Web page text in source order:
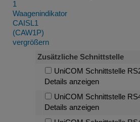
Zusätzliche Schnittstelle
UniCOM Schnittstelle
Details anzeigen
UniCOM Schnittstelle
Details anzeigen